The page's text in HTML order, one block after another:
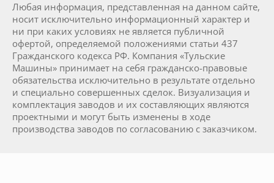
Любая информация, представленная на данном сайте,
носит исключительно информационный характер и
ни при каких условиях не является публичной
офертой, определяемой положениями статьи 437
Гражданского кодекса РФ. Компания «Тульские
Машины» принимает на себя гражданско-правовые
обязательства исключительно в результате отдельно
и специально совершенных сделок. Визуализация и
комплектация заводов и их составляющих являются
проектными и могут быть изменены в ходе
производства заводов по согласованию с заказчиком.